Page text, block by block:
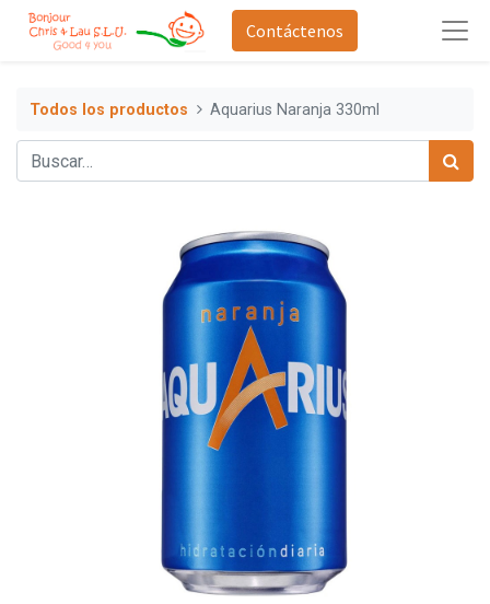
Contáctenos
Todos los productos Aquarius Naranja 330ml